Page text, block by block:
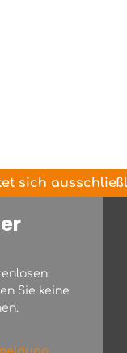
sich
Sie keine